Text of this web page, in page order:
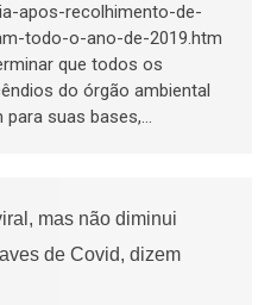
apos-recolhimento-de-
todo-o-ano-de-2019.htm
que todos os
do órgão ambiental
suas bases,…
mas não diminui
de Covid, dizem